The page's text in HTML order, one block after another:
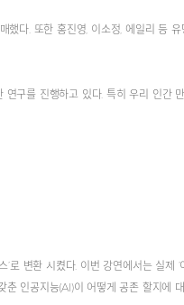
다. 또한 홍진영, 이소정, 에일리 등
구를 진행하고 있다. 특히 우리 인간
로 변환 시켰다. 이번 강연에서는 실
인공지능(AI)이 어떻게 공존 할지에